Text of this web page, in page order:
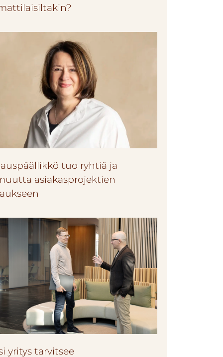
tuo ryhtiä ja
asiakasprojektien
yritys tarvitsee